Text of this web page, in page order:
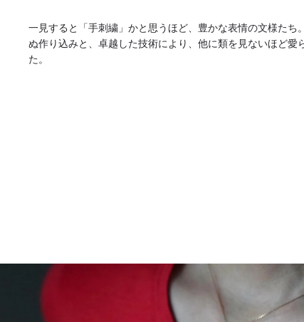
一見すると「手刺繍」かと思うほど、豊かな表情の文様たち
ぬ作り込みと、卓越した技術により、他に類を見ないほど愛
た。